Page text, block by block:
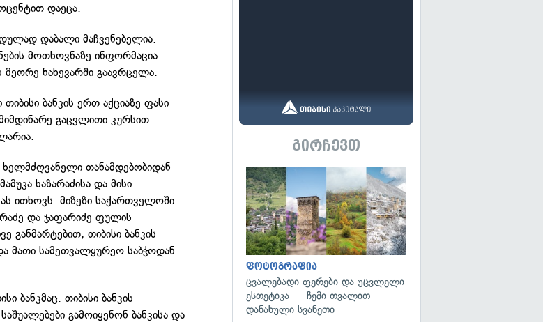
დაეცა.
დაბალი მაჩვენებელია.
მოთხოვნაზე ინფორმაცია
ნახევარში გაავრცელა.
ბანკის ერთ აქციაზე ფასი
გაცვლითი კურსით
თანამდებობიდან
ხაზარაძისა და მისი
ითხოვს. მიზეზი საქართველოში
და ჯაფარიძე ფულის
განმარტებით, თიბისი ბანკის
მათი სამეთვალყურეო საბჭოდან
ბანკმაც. თიბისი ბანკის
გამოიყენონ ბანკისა და
გირჩევთ
ფოტოგრაფია
ცვალებადი ფერები და უცვლელი
ესთეტიკა — ჩემი თვალით
დანახული სვანეთი